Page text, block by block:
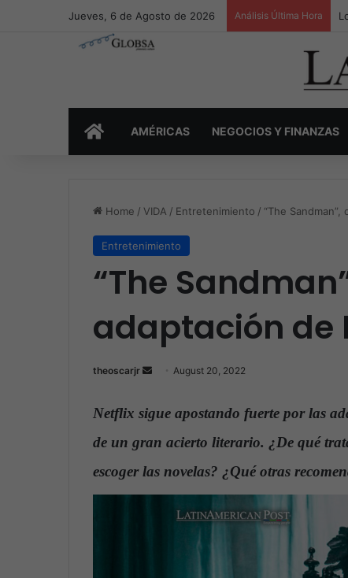
Jueves, 6 de Agosto de 2026 Análisis Última Hora
INICIOAMÉRICAS NEGOCIOS Y FINANZAS
Home / VIDA / Entretenimiento / “The
Entretenimiento
“The
adaptación de
theoscarjr
n
a
August 20, 2022
Netflix sigue apostando fuerte por las
de un gran acierto literario. ¿De qué
escoger las novelas? ¿Qué otras